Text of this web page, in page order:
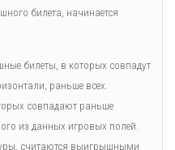
билета, начинается
билеты, в которых совпадут
раньше всех.
совпадают раньше
из данных игровых полей.
считаются выигрышными